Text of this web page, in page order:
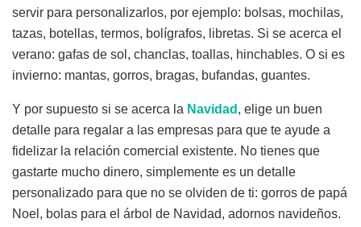
servir para personalizarlos, por ejemplo: bolsas, mochilas,
tazas, botellas, termos, bolígrafos, libretas. Si se acerca el
verano: gafas de sol, chanclas, toallas, hinchables. O si es
invierno: mantas, gorros, bragas, bufandas, guantes.
Y por supuesto si se acerca la Navidad , elige un buen
detalle para regalar a las empresas para que te ayude a
fidelizar la relación comercial existente. No tienes que
gastarte mucho dinero, simplemente es un detalle
personalizado para que no se olviden de ti: gorros de papá
Noel, bolas para el árbol de Navidad, adornos navideños.